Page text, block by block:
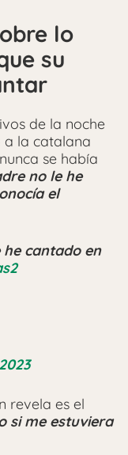
lo
su
de la noche
a la catalana
se había
no le he
el
he cantado en
revela es el
si me estuviera